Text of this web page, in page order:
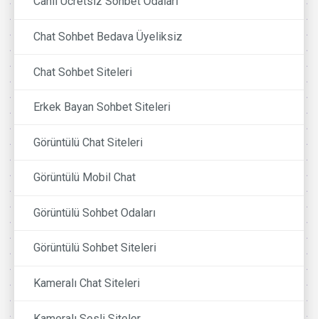
Chat Sohbet Bedava Üyeliksiz
Chat Sohbet Siteleri
Erkek Bayan Sohbet Siteleri
Görüntülü Chat Siteleri
Görüntülü Mobil Chat
Görüntülü Sohbet Odaları
Görüntülü Sohbet Siteleri
Kameralı Chat Siteleri